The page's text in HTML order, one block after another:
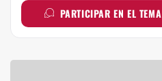
PARTICIPAR EN EL TEMA